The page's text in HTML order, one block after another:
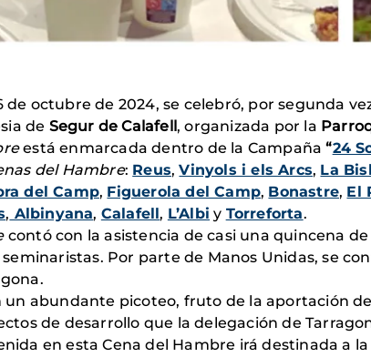
de octubre de 2024, se celebró, por segunda
de Segur de Calafell, organizada por la
está enmarcada dentro de la Campaña“24
del Hambre: Reus,Vinyols i els Arcs, La
del Camp, Figuerola del Camp, Bonastre, El
, Albinyana, Calafell, L’Albi y Torreforta.
contó con la asistencia de casi una quincena
seminaristas. Por parte de Manos Unidas, se
un abundante picoteo, fruto de la aportación
de desarrollo que la delegación de
en esta Cena del Hambre irá destinada a